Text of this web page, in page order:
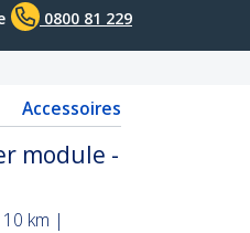
0800 81 229
Accessoires
module -
km |